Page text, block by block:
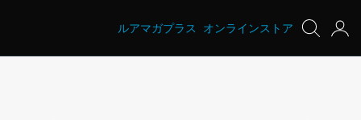
ルアマガプラス オンラインストア